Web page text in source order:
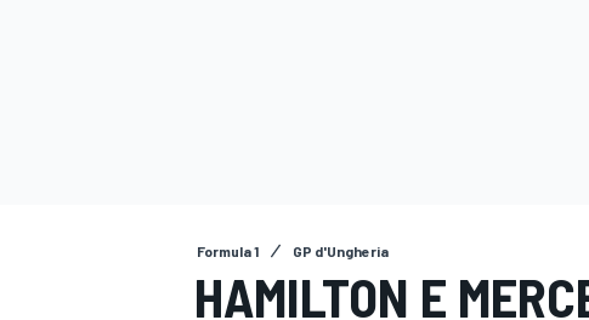
Formula 1 GP d'Ungheria
HAMILTON E